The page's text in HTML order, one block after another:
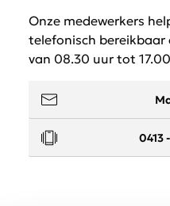
Onze medewerkers
telefonisch
van 08.30 uur tot
0413